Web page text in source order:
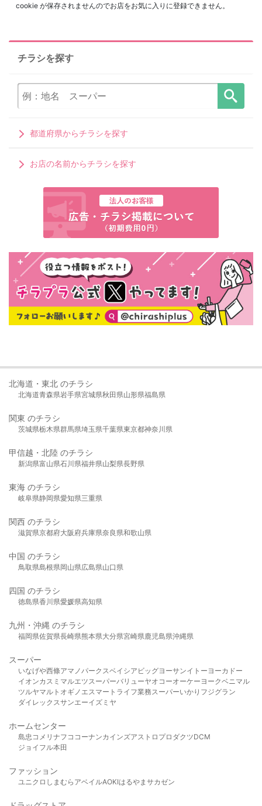
cookie が保存されませんのでお店をお気に入りに登録できません。
チラシを探す
都道府県からチラシを探す
お店の名前からチラシを探す
北海道・東北 のチラシ
北海道青森県岩手県宮城県秋田県山形県福島県
関東 のチラシ
茨城県栃木県群馬県埼玉県千葉県東京都神奈川県
甲信越・北陸 のチラシ
新潟県富山県石川県福井県山梨県長野県
東海 のチラシ
岐阜県静岡県愛知県三重県
関西 のチラシ
滋賀県京都府大阪府兵庫県奈良県和歌山県
中国 のチラシ
鳥取県島根県岡山県広島県山口県
四国 のチラシ
徳島県香川県愛媛県高知県
九州・沖縄 のチラシ
福岡県佐賀県長崎県熊本県大分県宮崎県鹿児島県沖縄県
スーパー
いなげや西條アマノパークスベイシア ビッグヨーサンイトーヨーカドー
イオンカスミ マルエツスーパーバリューヤオコーオーケー ヨークベニマル
ツルヤマルト オギノ エスマート ライフ業務スーパーいかり フジグラン
ダイレックスサンエーイズミヤ
ホームセンター
島忠 コメリ ナフコ コーナンカインズアストロプロダクツDCM
ジョイフル本田
ファッション
ユニクロ しまむら アベイルAOKIはるやま サカゼン